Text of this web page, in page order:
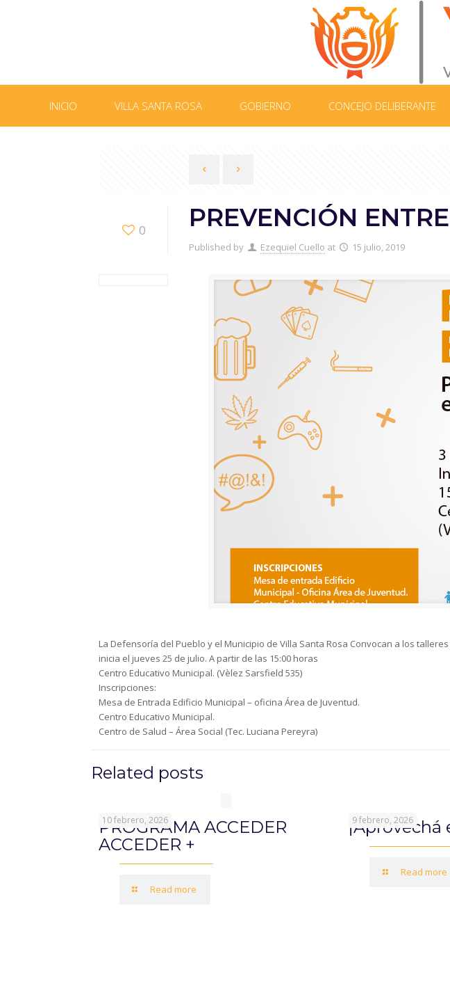
INICIO VILLA SANTA ROSA GOBIERNO CONCEJO DELIBERANTE
0 PREVENCIÓN
Published by Ezequiel Cuello at 15 julio, 2019
La Defensoría del Pueblo y el Municipio de Villa Santa Rosa Convocan a los
inicia el jueves 25 de julio. A partir de las 15:00 horas
Centro Educativo Municipal. (Vèlez Sarsfield 535)
Inscripciones:
Mesa de Entrada Edificio Municipal – oficina Área de Juventud.
Centro Educativo Municipal.
Centro de Salud – Área Social (Tec. Luciana Pereyra)
Related posts
10 febrero, 2026
PROGRAMA ACCEDER
ACCEDER +
Read more
9 febrero, 2026
¡Aprovechá
Read more